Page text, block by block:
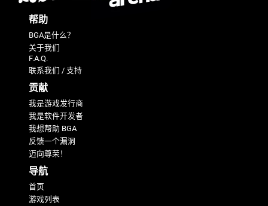
帮助
BGA是什么？
关于我们
F.A.Q.
联系我们 / 支持
贡献
我是游戏发行商
我是软件开发者
我想帮助 BGA
反馈一个漏洞
迈向尊荣！
导航
首页
游戏列表